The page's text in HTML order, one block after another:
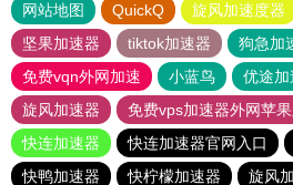
网站地图 QuickQ 旋风加速度器
坚果加速器
tiktok加速器
狗急加
免费vqn外网加速
小蓝鸟 优途加
旋风加速器
免费vps加速器外网苹
快连加速器
快连加速器官网入口
快鸭加速器
快柠檬加速器 旋风